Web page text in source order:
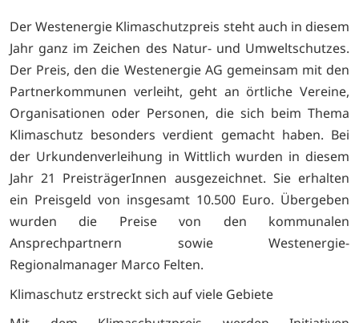
Der Westenergie Klimaschutzpreis steht auch in diesem
Jahr ganz im Zeichen des Natur- und Umweltschutzes.
Der Preis, den die Westenergie AG gemeinsam mit den
Partnerkommunen verleiht, geht an örtliche Vereine,
Organisationen oder Personen, die sich beim Thema
Klimaschutz besonders verdient gemacht haben. Bei
der Urkundenverleihung in Wittlich wurden in diesem
Jahr 21 PreisträgerInnen ausgezeichnet. Sie erhalten
ein Preisgeld von insgesamt 10.500 Euro. Übergeben
wurden die Preise von den kommunalen
Ansprechpartnern sowie Westenergie-
Regionalmanager Marco Felten.
Klimaschutz erstreckt sich auf viele Gebiete